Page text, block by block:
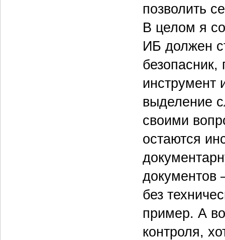
позволить
В целом я
ИБ должен
инструмент
выделение
своими
остаются
документов
без
пример. А
контроля,